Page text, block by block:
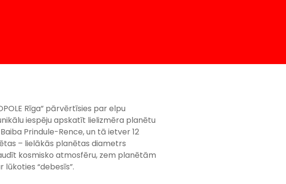
Rīga” pārvērtīsies par elpu
iespēju apskatīt lielizmēra planētu
Prindule-Rence, un tā ietver 12
– lielākās planētas diametrs
kosmisko atmosfēru, zem planētām
“debesīs”.